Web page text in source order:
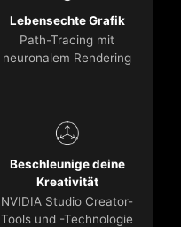
Lebensechte Grafik
Path-Tracing mit
neuronalem Rendering
Beschleunige deine
Kreativität
NVIDIA Studio Creator-
Tools und -Technologie